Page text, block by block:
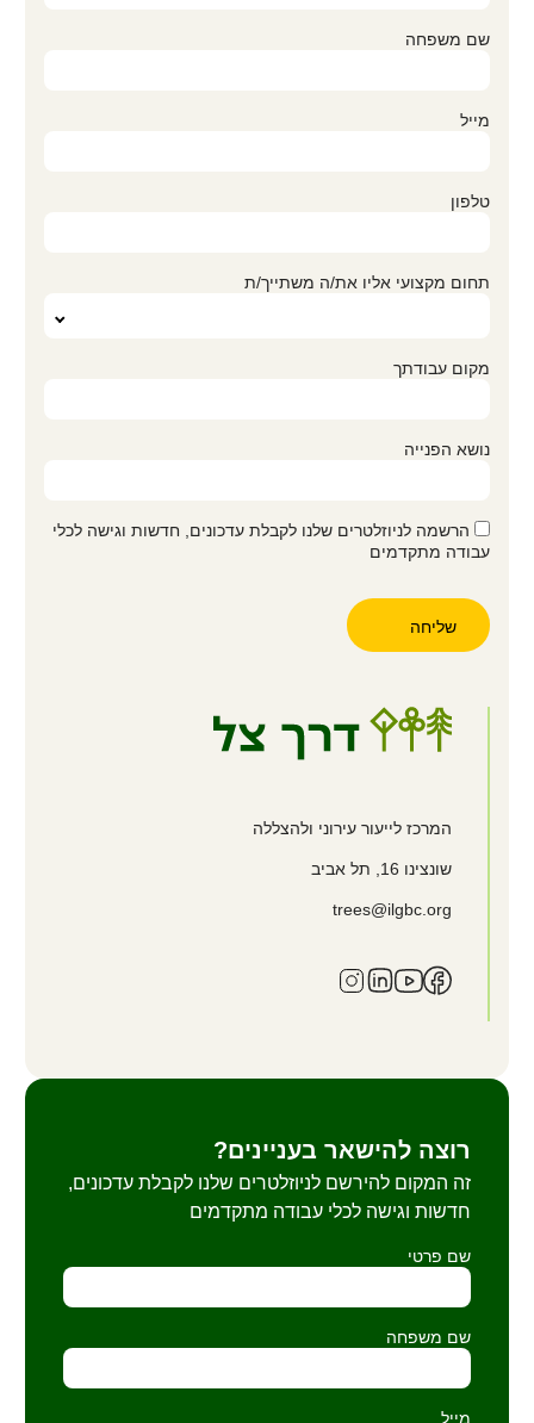
שם משפחה
מייל
טלפון
תחום מקצועי אליו את/ה משתייך/ת
מקום עבודתך
נושא הפנייה
הרשמה לניוזלטרים שלנו לקבלת עדכונים, חדשות וגישה לכלי
עבודה מתקדמים
המרכז לייעור עירוני ולהצללה
שונצינו 16, תל אביב
trees@ilgbc.org
רוצה להישאר בעניינים?
זה המקום להירשם לניוזלטרים שלנו לקבלת עדכונים,
חדשות וגישה לכלי עבודה מתקדמים
שם פרטי
שם משפחה
מייל